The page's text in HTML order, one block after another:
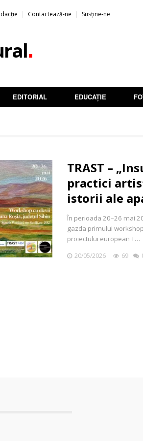
Contactează-ne Susține-ne
.
EDITORIAL EDUCAȚIE
TRAST –
practici
istorii ale
În perioada 20–26 mai
gazda primului
proiectului european T…
20/05/2026 69